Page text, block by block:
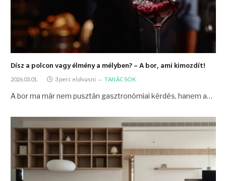
Dísz a polcon vagy élmény a mélyben? – A bor, ami kimozdít!
2026.03.01. 3 perc elolvasni TANÁCSOK
A bor ma már nem pusztán gasztronómiai kérdés, hanem a…